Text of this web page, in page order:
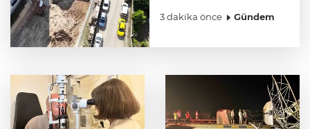
3 dakika önce Gündem